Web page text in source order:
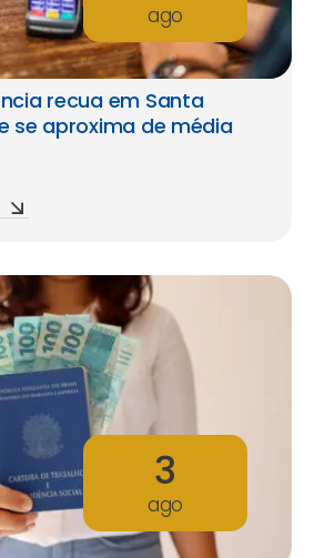
ago
recua em Santa
se aproxima de média
3
ago